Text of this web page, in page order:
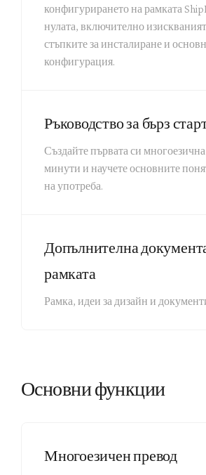
конфигурирането на рамката
нулата, включително
стъпките за инсталиране и
конфигурация.
Ръководство за бърз
Създайте първата си многоезична
минути и научете основните
на употреба.
Допълнителна
рамката
Рамка, идеи за дизайн и
Основни функции
Многоезичен превод